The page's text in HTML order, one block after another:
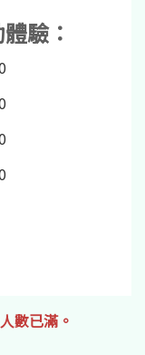
驗：
數已滿。